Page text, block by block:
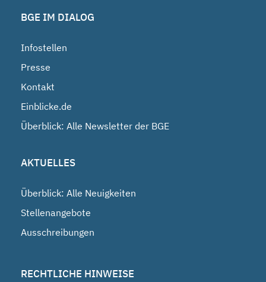
BGE IM DIALOG
Infostellen
Presse
Kontakt
Einblicke.de
Überblick: Alle Newsletter der BGE
AKTUELLES
Überblick: Alle Neuigkeiten
Stellenangebote
Ausschreibungen
RECHTLICHE HINWEISE